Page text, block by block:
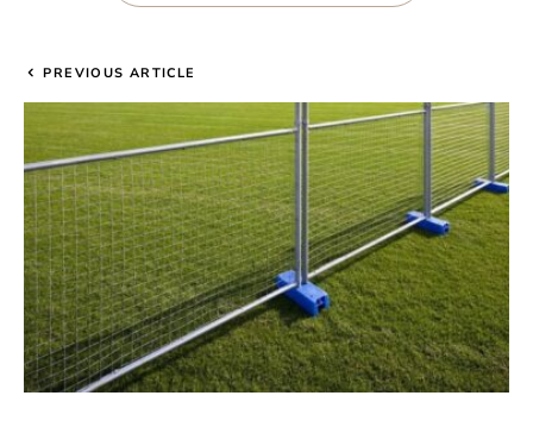
PREVIOUS ARTICLE